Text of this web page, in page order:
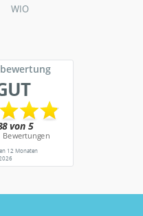
WIO
12 Monaten